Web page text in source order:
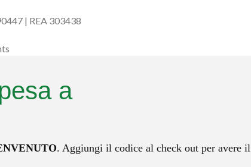
| REA 303438
a
. Aggiungi il codice al check out per avere il